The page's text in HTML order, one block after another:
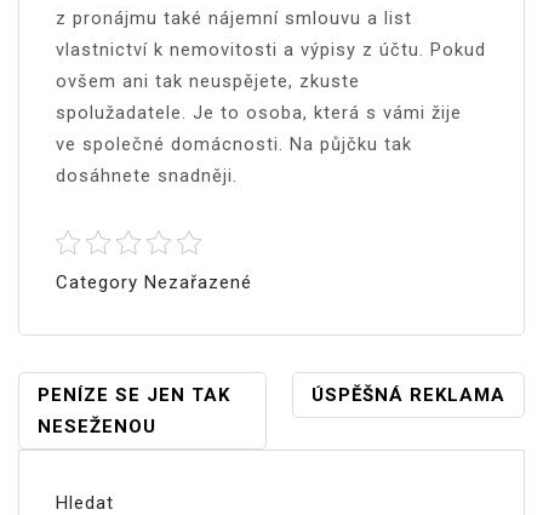
z pronájmu také nájemní smlouvu a list
vlastnictví k nemovitosti a výpisy z účtu. Pokud
ovšem ani tak neuspějete, zkuste
spolužadatele. Je to osoba, která s vámi žije
ve společné domácnosti. Na půjčku tak
dosáhnete snadněji.
Category Nezařazené
Navigace
Pro
Příspěvek
PENÍZE SE JEN TAK
NESEŽENOU
ÚSPĚŠNÁ REKLAMA
Hledat